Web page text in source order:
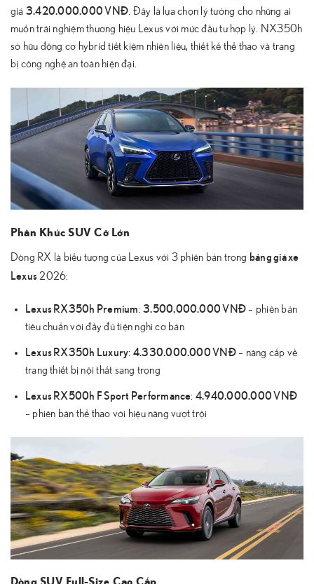
giá 3.420.000.000 VNĐ . Đây là lựa chọn lý tưởng cho những ai
muốn trải nghiệm thương hiệu Lexus với mức đầu tư hợp lý. NX350h
sở hữu động cơ hybrid tiết kiệm nhiên liệu, thiết kế thể thao và trang
bị công nghệ an toàn hiện đại.
Phân Khúc SUV Cỡ Lớn
Dòng RX là biểu tượng của Lexus với 3 phiên bản trong bảng giá xe
Lexus2026:
Lexus RX350h Premium:3.500.000.000 VNĐ– phiên bản
tiêu chuẩn với đầy đủ tiện nghi cơ bản
Lexus RX350h Luxury: 4.330.000.000 VNĐ– nâng cấp về
trang thiết bị nội thất sang trọng
Lexus RX500h F Sport Performance: 4.940.000.000 VNĐ
– phiên bản thể thao với hiệu năng vượt trội